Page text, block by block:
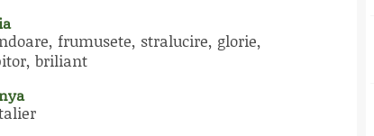
frumusete, stralucire, glorie,
briliant